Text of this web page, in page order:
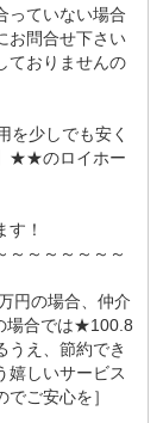
っていない場合
お問合せ下さい
ておりませんの
少しでも安く
★★のロイホー
！
～～～～～～～
円の場合、仲介
場合では★100.8
え、節約でき
嬉しいサービス
ご安心を］